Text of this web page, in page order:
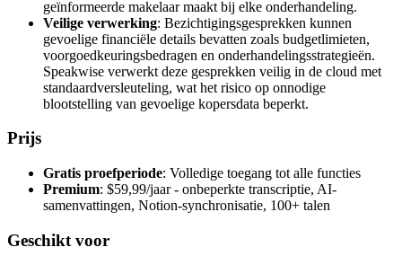
geïnformeerde makelaar maakt bij elke onderhandeling.
Veilige verwerking: Bezichtigingsgesprekken kunnen
gevoelige financiële details bevatten zoals budgetlimieten,
voorgoedkeurings­bedragen en onderhandelingsstrategieën.
Speakwise verwerkt deze gesprekken veilig in de cloud met
standaardversleuteling, wat het risico op onnodige
blootstelling van gevoelige kopersdata beperkt.
Prijs
Gratis proefperiode: Volledige toegang tot alle functies
Premium: $59,99/jaar - onbeperkte transcriptie, AI-
samenvattingen, Notion-synchronisatie, 100+ talen
Geschikt voor